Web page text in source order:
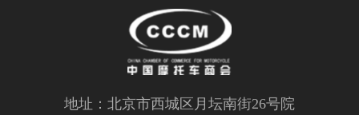
地址：北京市西城区月坛南街26号院